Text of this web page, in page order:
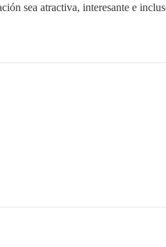
sea atractiva, interesante e